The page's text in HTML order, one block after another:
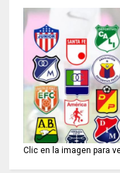
Clic en la imagen para